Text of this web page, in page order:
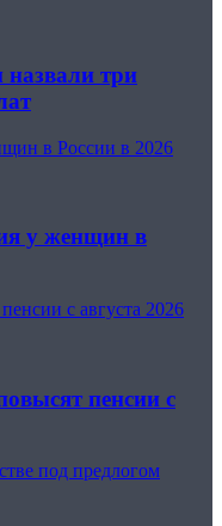
назвали три
в России в 2026
у женщин в
с августа 2026
пенсии с
под предлогом